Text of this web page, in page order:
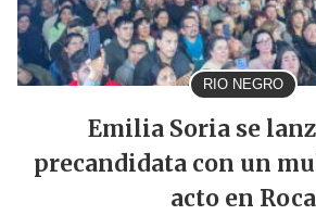
RIO NEGRO
Emilia Soria se
precandidata con un
acto en Roca